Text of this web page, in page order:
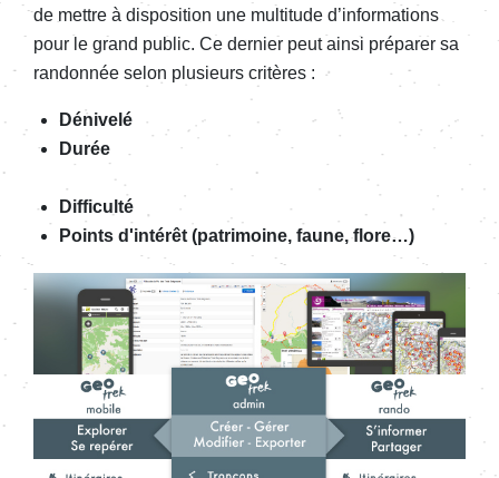
de mettre à disposition une multitude d’informations
pour le grand public. Ce dernier peut ainsi préparer sa
randonnée selon plusieurs critères :
Dénivelé
Durée
Difficulté
Points d'intérêt (patrimoine, faune, flore…)